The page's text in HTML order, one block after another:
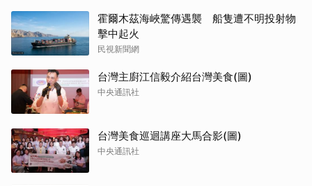
霍爾木茲海峽驚傳遇襲 船隻遭不明投射物
擊中起火
民視新聞網
台灣主廚江信毅介紹台灣美食(圖)
中央通訊社
台灣美食巡迴講座大馬合影(圖)
中央通訊社